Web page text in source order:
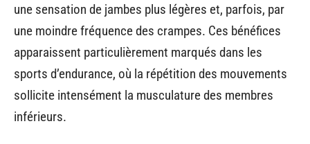
une sensation de jambes plus légères et, parfois, par
une moindre fréquence des crampes. Ces bénéfices
apparaissent particulièrement marqués dans les
sports d’endurance, où la répétition des mouvements
sollicite intensément la musculature des membres
inférieurs.